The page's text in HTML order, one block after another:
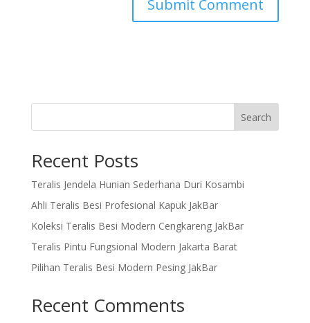
Search
Recent Posts
Teralis Jendela Hunian Sederhana Duri Kosambi
Ahli Teralis Besi Profesional Kapuk JakBar
Koleksi Teralis Besi Modern Cengkareng JakBar
Teralis Pintu Fungsional Modern Jakarta Barat
Pilihan Teralis Besi Modern Pesing JakBar
Recent Comments